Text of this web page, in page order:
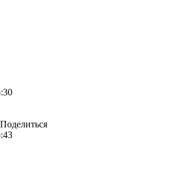
Поделиться